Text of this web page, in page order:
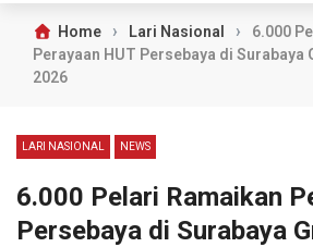
Home › Lari Nasional ›
6.000
Perayaan HUT Persebaya di Surabaya
2026
LARI NASIONAL NEWS
6.000 Pelari Ramaikan
Persebaya di Surabaya